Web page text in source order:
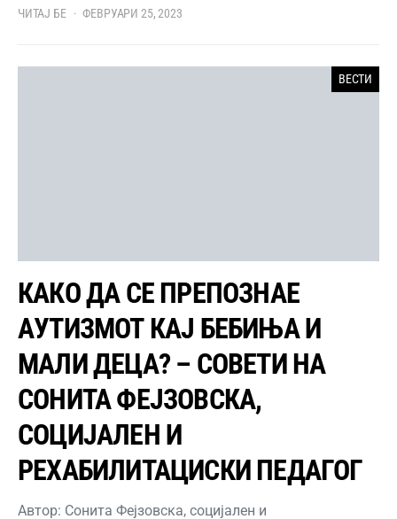
ЧИТАЈ БЕ ФЕВРУАРИ 25, 2023
ВЕСТИ
КАКО ДА СЕ ПРЕПОЗНАЕ
АУТИЗМОТ КАЈ БЕБИЊА И
МАЛИ ДЕЦА? – СОВЕТИ НА
СОНИТА ФЕЈЗОВСКА,
СОЦИЈАЛЕН И
РЕХАБИЛИТАЦИСКИ ПЕДАГОГ
Автор: Сонита Фејзовска, социјален и